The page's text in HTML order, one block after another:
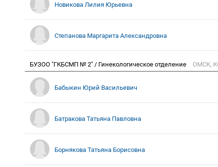
Новикова Лилия Юрьевна
Степанова Маргарита Александровна
БУЗОО "ГКБСМП № 2" / Гинекологическое отделение ОМСК,
Бабыкин Юрий Васильевич
Батракова Татьяна Павловна
Борнякова Татьяна Борисовна